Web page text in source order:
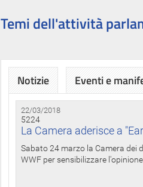
Temi dell'attività
Notizie Eventi e
22/03/2018
5224
La Camera aderisce a
Sabato 24 marzo la Camera dei
WWF per sensibilizzare